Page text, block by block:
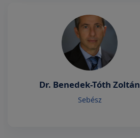
Dr. Benedek-Tóth Zoltán
Sebész